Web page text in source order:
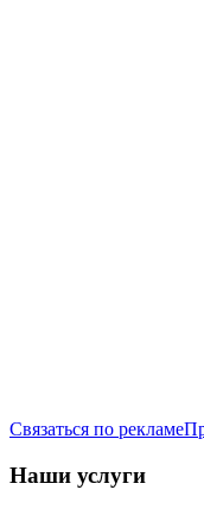
Связаться по рекламе
Наши услуги